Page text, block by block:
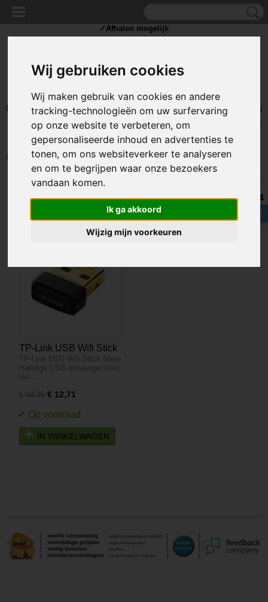
Wij gebruiken cookies
Wij maken gebruik van cookies en andere
tracking-technologieën om uw surfervaring
op onze website te verbeteren, om
gepersonaliseerde inhoud en advertenties te
tonen, om ons websiteverkeer te analyseren
en om te begrijpen waar onze bezoekers
vandaan komen.
Ik ga akkoord
Wijzig mijn voorkeuren
Inloggen Registreren
UW WINKELWAGEN
(0)
Home >COMPUTER EN NETWERK>Netwerk>Wifi sticks en Routers
TP-Link USB Wifi Stick
Nano
TP-Link USB Wifi Stick Nano
Handige USB ontvanger voor
uw…
€ 14,95 € 12,71
IN WINKELWAGEN
✓Afhalen mogelijk
8.4